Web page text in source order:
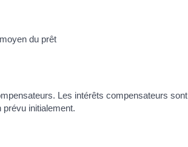
du prêt
Les intérêts compensateurs sont
initialement.